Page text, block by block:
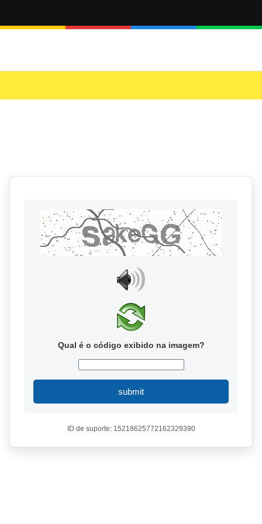
Qual é o código exibido na imagem?
submit
ID de suporte: 15218625772162329390